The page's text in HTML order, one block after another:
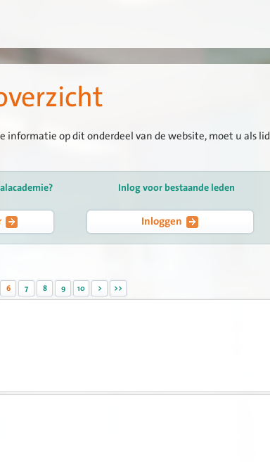
informatie op dit onderdeel van de website, moet u als lid
Inlog voor bestaande leden
Inloggen
6 7 8 9 10 > >>